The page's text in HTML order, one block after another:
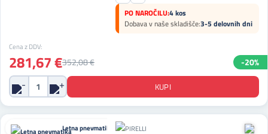
PO NAROČILU:4 kos
Dobava v naše skladišče:3-5 delovnih dni
Cena z DDV:
281,67 €352,08 € -20%
Letna pnevmatika